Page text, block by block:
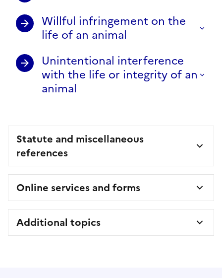
Willful infringement on the
life of an animal
Unintentional interference
with the life or integrity of an
animal
Statute and miscellaneous
references
Online services and forms
Additional topics